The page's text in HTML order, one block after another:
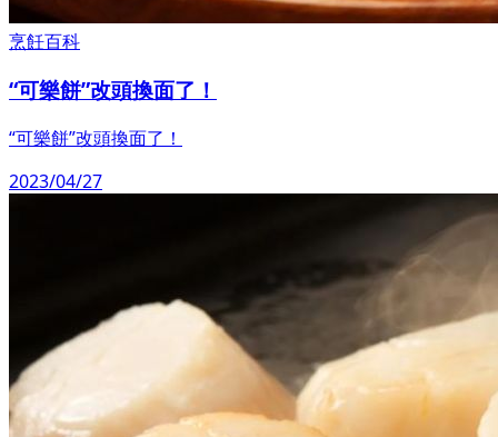
烹飪百科
“可樂餅”改頭換面了！
“可樂餅”改頭換面了！
2023/04/27